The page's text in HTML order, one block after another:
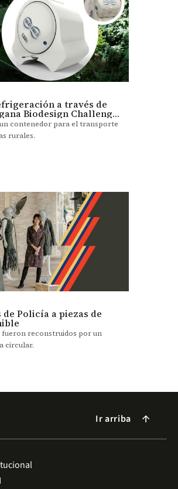
a través de
Biodesign Challenge
contenedor para el transporte
rurales.
Policía a piezas de
fueron reconstruidos por un
circular.
Ir arriba arrow_forward